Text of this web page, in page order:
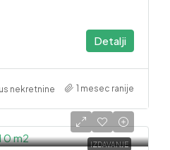
Detalji
nekretnine 1 mesec ranije
IZDAVANJE